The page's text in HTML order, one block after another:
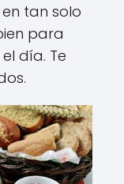
tan solo
para
día. Te